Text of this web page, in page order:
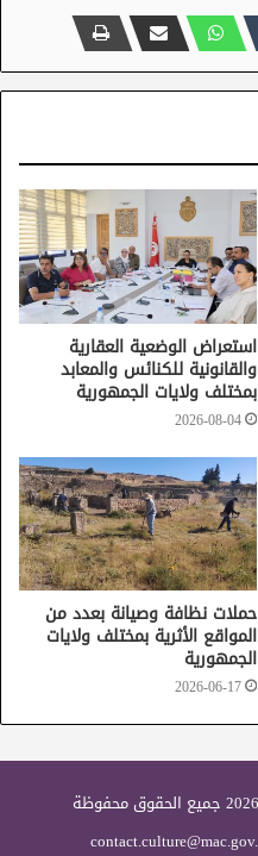
متحف قرطاج
استعراض الوضعية العقارية
والقانونية للكنائس والمعابد
بمختلف ولايات الجمهورية
2026-08-04
حملات نظافة وصيانة بعدد من
المواقع الأثرية بمختلف ولايات
الجمهورية
2026-06-17